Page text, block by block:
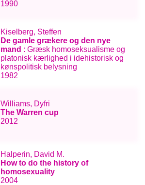
1990
Kiselberg, Steffen
De gamle grækere og den nye
mand : Græsk homoseksualisme og
platonisk kærlighed i idehistorisk og
kønspolitisk belysning
1982
Williams, Dyfri
The Warren cup
2012
Halperin, David M.
How to do the history of
homosexuality
2004